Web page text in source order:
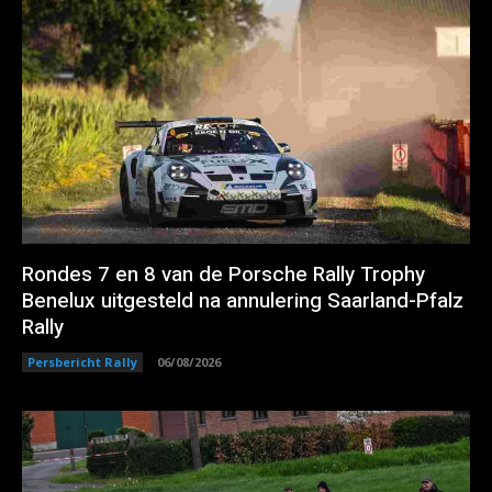
Rondes 7 en 8 van de Porsche Rally Trophy
Benelux uitgesteld na annulering Saarland-Pfalz
Rally
Persbericht Rally 06/08/2026